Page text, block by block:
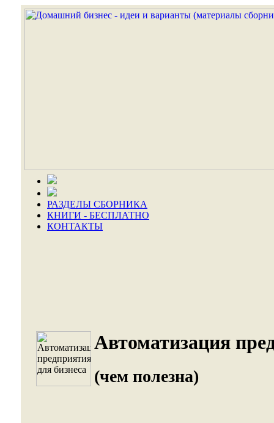
РАЗДЕЛЫ СБОРНИКА
КНИГИ - БЕСПЛАТНО
КОНТАКТЫ
Автоматизация
(чем полезна)